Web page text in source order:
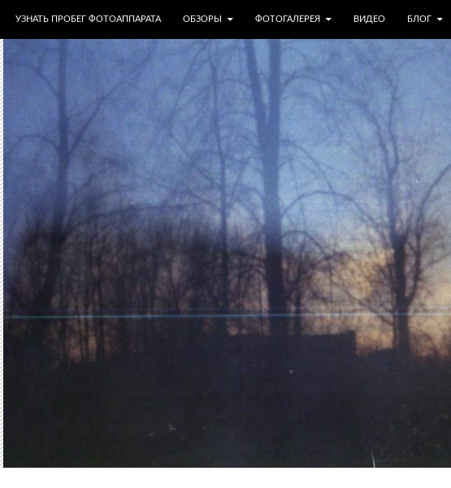
УЗНАТЬ ПРОБЕГ ФОТОАППАРАТА ОБЗОРЫ ФОТОГАЛЕРЕЯ ВИДЕО БЛОГ